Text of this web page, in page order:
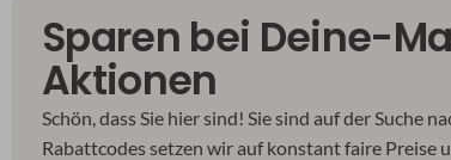
Sparen bei Deine-
Aktionen
Schön, dass Sie hier sind! Sie sind auf der
Rabattcodes setzen wir auf konstant faire Preise